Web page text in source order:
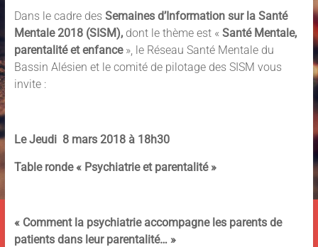
Dans le cadre des Semaines d’Information sur la Santé
Mentale 2018 (SISM), dont le thème est « Santé Mentale,
parentalité et enfance», le Réseau Santé Mentale du
Bassin Alésien et le comité de pilotage des SISM vous
invite :
Le Jeudi 8 mars 2018 à 18h30
Table ronde « Psychiatrie et parentalité »
« Comment la psychiatrie accompagne les parents de
patients dans leur parentalité… »